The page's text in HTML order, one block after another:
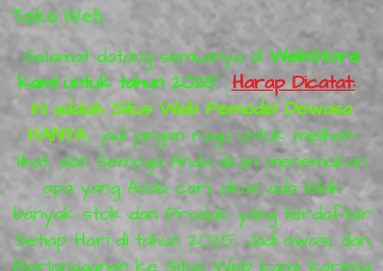
Toko Web
Selamat datang semuanya di WebStore
kami untuk tahun 2025,Harap Dicatat:
Ini adalah Situs Web Pemodel Dewasa
HANYA, jadi jangan ragu untuk melihat-
lihat, dan Semoga Anda akan menemukan
apa yang Anda cari, akan ada lebih
banyak stok dan Produk yang terdaftar
Setiap Hari di tahun 2025, Jadi awasi, dan
Berlangganan ke Situs Web kami, karena